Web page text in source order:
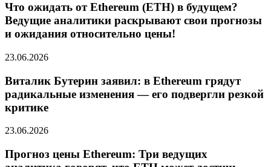
Что ожидать от Ethereum (ETH) в будущем?
Ведущие аналитики раскрывают свои прогнозы
и ожидания относительно цены!
23.06.2026
Виталик Бутерин заявил: в Ethereum грядут
радикальные изменения — его подвергли резкой
критике
23.06.2026
Прогноз цены Ethereum: Три ведущих